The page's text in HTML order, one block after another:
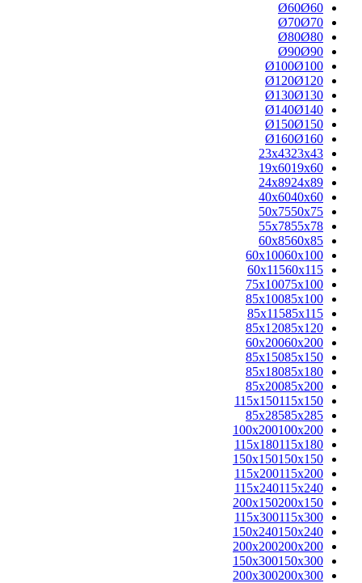
Ø60Ø60
Ø70Ø70
Ø80Ø80
Ø90Ø90
Ø100Ø100
Ø120Ø120
Ø130Ø130
Ø140Ø140
Ø150Ø150
Ø160Ø160
23x4323x43
19x6019x60
24x8924x89
40x6040x60
50x7550x75
55x7855x78
60x8560x85
60x10060x100
60x11560x115
75x10075x100
85x10085x100
85x11585x115
85x12085x120
60x20060x200
85x15085x150
85x18085x180
85x20085x200
115x150115x150
85x28585x285
100x200100x200
115x180115x180
150x150150x150
115x200115x200
115x240115x240
200x150200x150
115x300115x300
150x240150x240
200x200200x200
150x300150x300
200x300200x300